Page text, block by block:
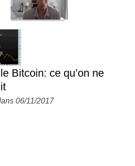
Bitcoin: ce qu’on ne
06/11/2017